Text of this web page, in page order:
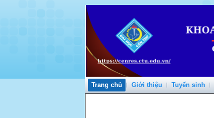
Trang chủ Giới thiệu Tuyển sinh